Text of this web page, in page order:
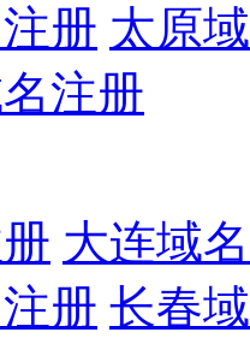
册 太原
注册
大连域
册 长春